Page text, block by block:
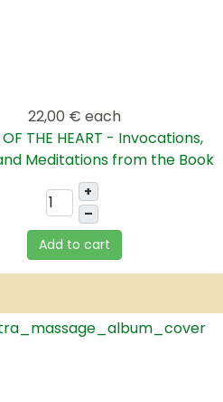
22,00 € each
OF THE HEART - Invocations,
Meditations from the Book
+
–
Add to cart